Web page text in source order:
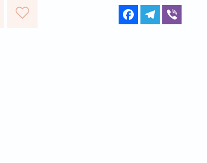
FacebookTelegram